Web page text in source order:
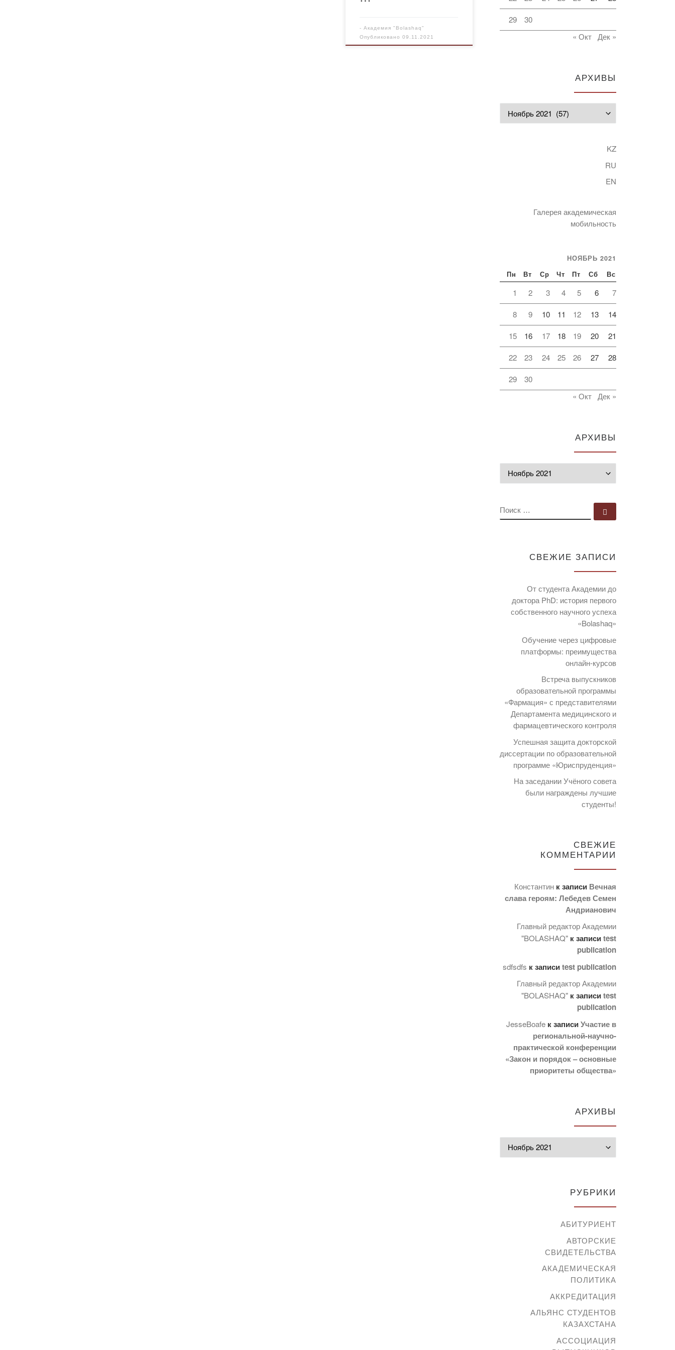
-Академия "Bolashaq"
Опубликовано09.11.2021
29
30
« Окт
Дек »
АРХИВЫ
KZ
RU
EN
Галерея академическая
мобильность
НОЯБРЬ 2021
Пн Вт Ср Чт Пт Сб Вс
1 2 3 4 5 6 7
8 9 10 11 12 13 14
15 16 17 18 19 20 21
22 23 24 25 26 27 28
29
30
« Окт Дек »
АРХИВЫ
ПОИСК
СВЕЖИЕ ЗАПИСИ
От студента Академии до
доктора PhD: история первого
собственного научного успеха
«Bolashaq»
Обучение через цифровые
платформы: преимущества
онлайн-курсов
Встреча выпускников
образовательной программы
«Фармация» с представителями
Департамента медицинского и
фармацевтического контроля
Успешная защита докторской
диссертации по образовательной
программе «Юриспруденция»
На заседании Учёного совета
были награждены лучшие
студенты!
СВЕЖИЕ
КОММЕНТАРИИ
Константин к записи Вечная
слава героям: Лебедев Семен
Андрианович
Главный редактор Академии
"BOLASHAQ" к записиtest
publication
sdfsdfs к записиtest publication
Главный редактор Академии
"BOLASHAQ" к записиtest
publication
JesseBoafe к записиУчастие в
региональной-научно-
практической конференции
«Закон и порядок – основные
приоритеты общества»
АРХИВЫ
РУБРИКИ
АБИТУРИЕНТ
АВТОРСКИЕ
СВИДЕТЕЛЬСТВА
АКАДЕМИЧЕСКАЯ
ПОЛИТИКА
АККРЕДИТАЦИЯ
АЛЬЯНС СТУДЕНТОВ
КАЗАХСТАНА
АССОЦИАЦИЯ